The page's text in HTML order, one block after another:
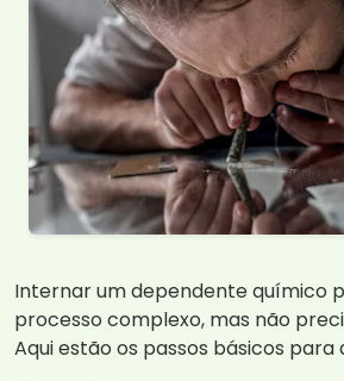
Internar um dependente químico
processo complexo, mas não
Aqui estão os passos básicos para